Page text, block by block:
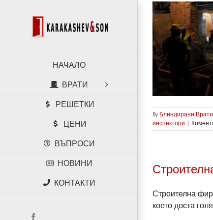
НАЧАЛО
ВРАТИ
РЕШЕТКИ
ЦЕНИ
ВЪПРОСИ
НОВИНИ
КОНТАКТИ
Започват строителни
квартали на Лондон
Новини
By Блиндирани Врати
инспектори |
Строителна
което доста